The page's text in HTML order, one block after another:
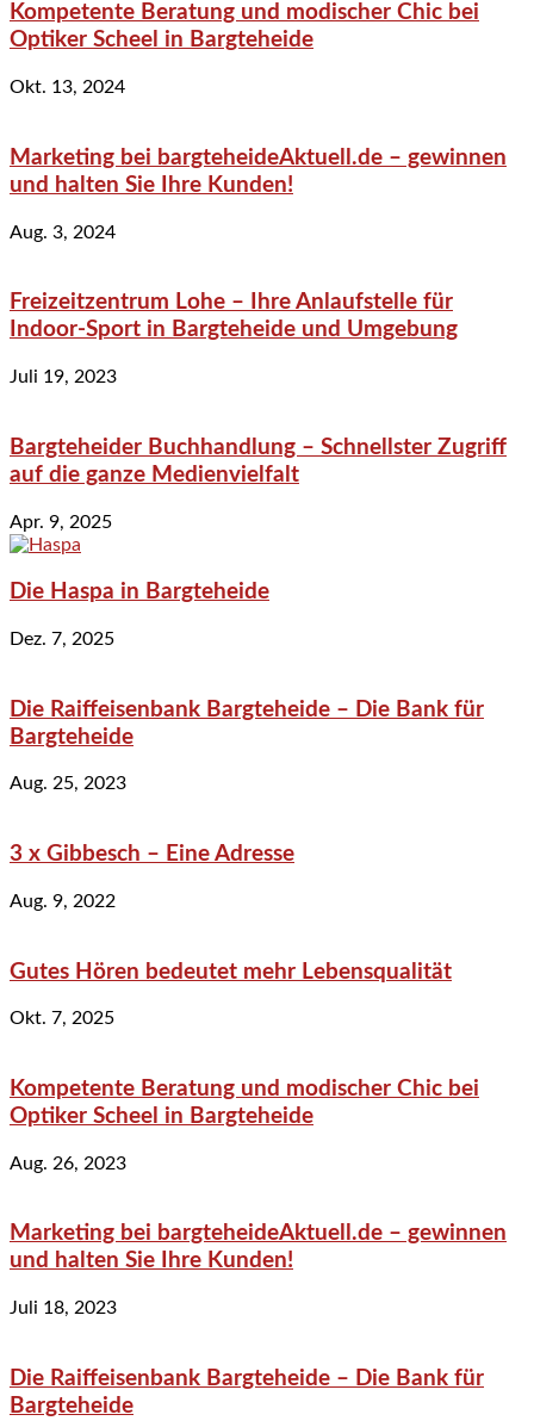
Kompetente Beratung und modischer Chic bei
Optiker Scheel in Bargteheide
Okt. 13, 2024
Marketing bei bargteheideAktuell.de – gewinnen
und halten Sie Ihre Kunden!
Aug. 3, 2024
Freizeitzentrum Lohe – Ihre Anlaufstelle für
Indoor-Sport in Bargteheide und Umgebung
Juli 19, 2023
Bargteheider Buchhandlung – Schnellster Zugriff
auf die ganze Medienvielfalt
Apr. 9, 2025
Die Haspa in Bargteheide
Dez. 7, 2025
Die Raiffeisenbank Bargteheide – Die Bank für
Bargteheide
Aug. 25, 2023
3 x Gibbesch – Eine Adresse
Aug. 9, 2022
Gutes Hören bedeutet mehr Lebensqualität
Okt. 7, 2025
Kompetente Beratung und modischer Chic bei
Optiker Scheel in Bargteheide
Aug. 26, 2023
Marketing bei bargteheideAktuell.de – gewinnen
und halten Sie Ihre Kunden!
Juli 18, 2023
Die Raiffeisenbank Bargteheide – Die Bank für
Bargteheide